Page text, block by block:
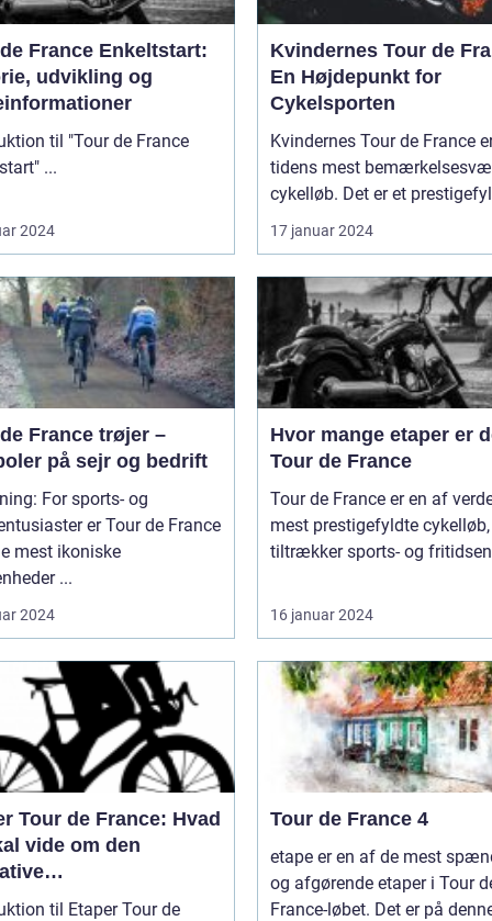
France Enkeltstart:
udvikling og
til "Tour de France
Enkeltstart" ...
2024
Kvindernes Tour de
En Højdepunkt for
Cykelsporten
Kvindernes Tour de France
tidens mest
cykelløb. Det er et
17 januar 2024
France trøjer –
på sejr og bedrift
For sports- og
er Tour de France
mest ikoniske
...
2024
Hvor mange etaper er
Tour de France
Tour de France er en af
mest prestigefyldte
tiltrækker sports- og
16 januar 2024
Tour de France: Hvad
vide om den
til Etaper Tour de
Tour de France 4
etape er en af de mest
og afgørende etaper i Tour
France-løbet. Det er på